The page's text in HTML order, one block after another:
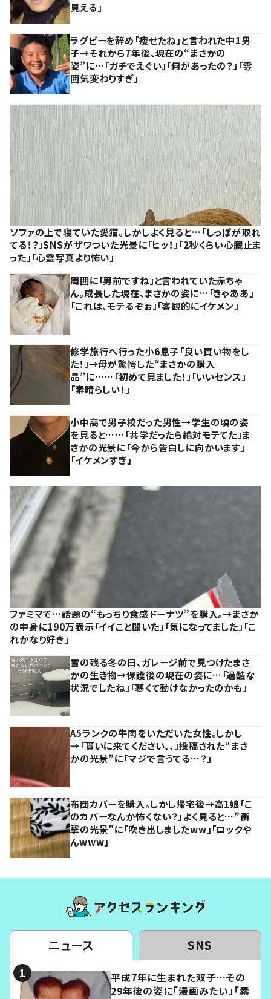
見える」
ラグビーを辞め「痩せたね」と言われた中1男
子→それから7年後、現在の“まさかの
姿”に…「ガチでえぐい」「何があったの？」「雰
囲気変わりすぎ」
ソファの上で寝ていた愛猫。しかしよく見ると…「しっぽが取れ
てる！？」SNSがザワついた光景に「ヒッ！」「2秒くらい心臓止ま
った」「心霊写真より怖い」
周囲に「男前ですね」と言われていた赤ちゃ
ん。成長した現在、まさかの姿に…「きゃああ」
「これは、モテるぞぉ」「客観的にイケメン」
修学旅行へ行った小6息子「良い買い物をし
た！」→母が驚愕した“まさかの購入
品”に……「初めて見ました！」「いいセンス」
「素晴らしい！」
小中高で男子校だった男性→学生の頃の姿
を見ると……「共学だったら絶対モテてた」ま
さかの光景に「今から告白しに向かいます」
「イケメンすぎ」
ファミマで…話題の“もっちり食感ドーナツ”を購入。→まさか
の中身に190万表示「イイこと聞いた」「気になってました」「こ
れかなり好き」
雪の残る冬の日、ガレージ前で見つけたまさ
かの生き物→保護後の現在の姿に…「過酷な
状況でしたね」「寒くて動けなかったのかも」
A5ランクの牛肉をいただいた女性。しかし
→「貰いに来てください、、」投稿された“まさ
かの光景”に「マジで言うてる…？」
布団カバーを購入。しかし帰宅後→高1娘「こ
のカバーなんか怖くない？」よく見ると…”衝
撃の光景”に「吹き出しましたww」「ロックや
んwww」
ニュース SNS
平成7年に生まれた双子…その
29年後の姿に「漫画みたい」「素